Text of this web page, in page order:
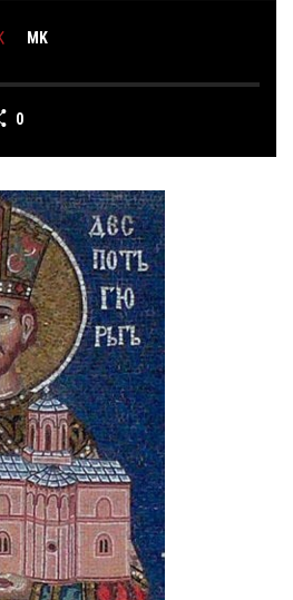
MK
0